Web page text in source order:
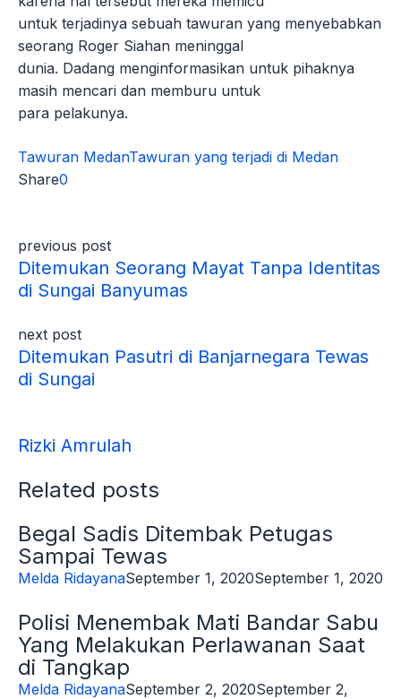
untuk terjadinya sebuah tawuran yang menyebabkan
seorang Roger Siahan meninggal
dunia. Dadang menginformasikan untuk pihaknya
masih mencari dan memburu untuk
para pelakunya.
Tawuran MedanTawuran yang terjadi di Medan
Share0
previous post
Ditemukan Seorang Mayat Tanpa Identitas
di Sungai Banyumas
next post
Ditemukan Pasutri di Banjarnegara Tewas
di Sungai
Rizki Amrulah
Related posts
Begal Sadis Ditembak Petugas
Sampai Tewas
Melda RidayanaSeptember 1, 2020September 1, 2020
Polisi Menembak Mati Bandar Sabu
Yang Melakukan Perlawanan Saat
di Tangkap
Melda RidayanaSeptember 2, 2020September 2,